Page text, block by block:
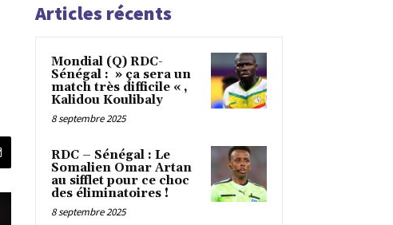
Articles récents
Mondial (Q) RDC-
Sénégal : » ça sera un
match très difficile « ,
Kalidou Koulibaly
8 septembre 2025
RDC – Sénégal : Le
Somalien Omar Artan
au sifflet pour ce choc
des éliminatoires !
8 septembre 2025